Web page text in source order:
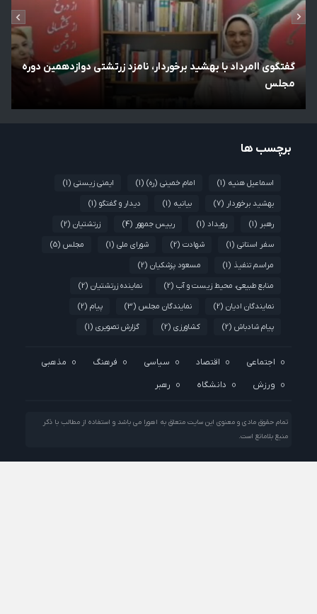
گفتگوی اامرداد با بهشید برخوردار، نامزد زرتشتی دوازدهمین دوره
مجلس
برچسب ها
اسماعیل هنیه (1) امام خمینی (ره) (1) ایمنی زیستی (1)
بهشید برخوردار (7) بیانیه (1) دیدار و گفتگو (1)
رهبر (1) رویداد (1) رییس جمهور (4) زرتشتیان (2)
سفر استانی (1) شهادت (2) شورای ملی (1) مجلس (5)
مراسم تنفیذ (1) مسعود پزشکیان (2)
منابع طبیعی، محیط زیست و آب (2) نماینده زرتشتیان (2)
نمایندگان ادیان (2) نمایندگان مجلس (3) پیام (2)
پیام شادباش (2) کشاورزی (2) گزارش تصویری (1)
اجتماعی اقتصاد سیاسی فرهنگ
مذهبی
ورزش
دانشگاه رهبر
تمام حقوق مادی و معنوی این سایت متعلق به اهورا می باشد و استفاده از مطالب با ذکر
منبع بلامانع است.